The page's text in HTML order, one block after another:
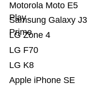
Apple iPhone SE
LG K8
LG F70
LG Zone 4
Samsung Galaxy J3
Prime
Motorola Moto E5
Play